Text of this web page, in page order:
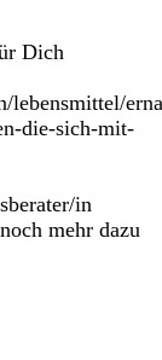
Dich
lebensmittel/
die-sich-mit-
in
mehr dazu